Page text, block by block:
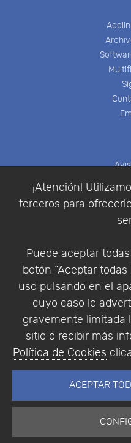
¡Atención!
terceros para
Puede aceptar
botón “Aceptar todas
uso pulsando en el
cuyo caso le
gravemente limitada
sitio o recibir más
Política de Cookies
ACEPTAR
Empresa|Aviso Legal
Política
© Copyright 1994 -